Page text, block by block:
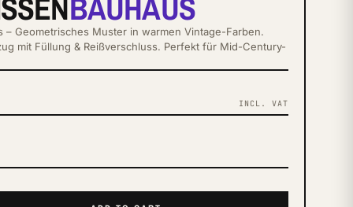
– Geometrisches Muster in warmen Vintage-Farben.
mit Füllung & Reißverschluss. Perfekt für Mid-Century-
INCL. VAT